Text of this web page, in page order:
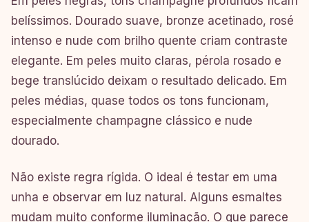
belíssimos. Dourado suave, bronze acetinado, rosé
intenso e nude com brilho quente criam contraste
elegante. Em peles muito claras, pérola rosado e
bege translúcido deixam o resultado delicado. Em
peles médias, quase todos os tons funcionam,
especialmente champagne clássico e nude
dourado.
Não existe regra rígida. O ideal é testar em uma
unha e observar em luz natural. Alguns esmaltes
mudam muito conforme iluminação. O que parece